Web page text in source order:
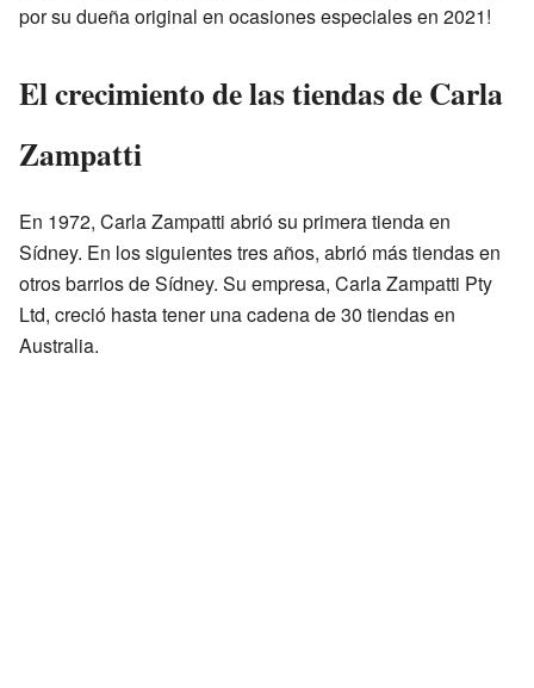
por su dueña original en ocasiones especiales en 2021!
El crecimiento de las tiendas de Carla
Zampatti
En 1972, Carla Zampatti abrió su primera tienda en
Sídney. En los siguientes tres años, abrió más tiendas en
otros barrios de Sídney. Su empresa, Carla Zampatti Pty
Ltd, creció hasta tener una cadena de 30 tiendas en
Australia.